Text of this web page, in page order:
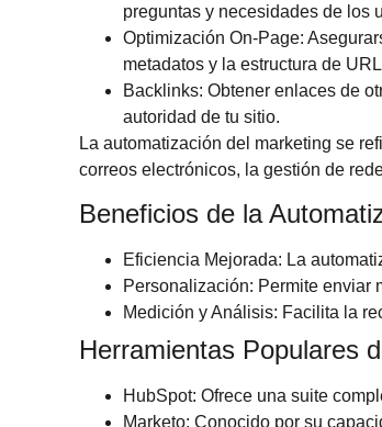
preguntas y necesidades de los
Optimización On-Page:
metadatos y la estructura de
Backlinks: Obtener enlaces de
autoridad de tu sitio.
La automatización del marketing se
correos electrónicos, la gestión de
Beneficios de la
Eficiencia Mejorada: La
Personalización: Permite enviar
Medición y Análisis: Facilita la
Herramientas Populares
HubSpot: Ofrece una suite
Marketo: Conocido por su